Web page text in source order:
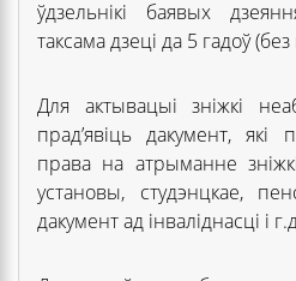
ўдзельнікі баявых
таксама дзеці да 5 гадоў
Для актывацыі зніжкі
прад’явіць дакумент, які
права на атрыманне
установы, студэнцкае,
дакумент ад інваліднасці і